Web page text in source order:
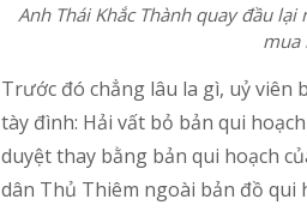
Anh Thái Khắc Thành quay đầu
mua
Trước đó chẳng lâu la gì, uỷ
tày đình: Hải vất bỏ bản qui
duyệt thay bằng bản qui hoạch
dân Thủ Thiêm ngoài bản đồ qui